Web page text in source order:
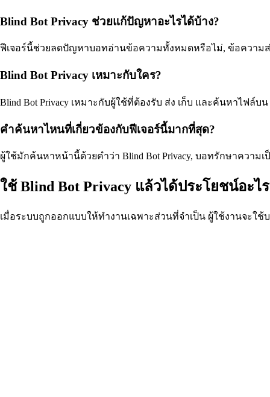
Blind Bot Privacy ช่วยแก้ปัญหาอะไรได้บ้าง?
ฟีเจอร์นี้ช่วยลดปัญหาบอทอ่านข้อความทั้งหมดหรือไม่, ข้อความส่
Blind Bot Privacy เหมาะกับใคร?
Blind Bot Privacy เหมาะกับผู้ใช้ที่ต้องรับ ส่ง เก็บ และค้นหาไ
คำค้นหาไหนที่เกี่ยวข้องกับฟีเจอร์นี้มากที่สุด?
ผู้ใช้มักค้นหาหน้านี้ด้วยคำว่า Blind Bot Privacy, บอทรักษาควา
ใช้ Blind Bot Privacy แล้วได้ประโยชน์อะไ
เมื่อระบบถูกออกแบบให้ทำงานเฉพาะส่วนที่จำเป็น ผู้ใช้งานจะใ